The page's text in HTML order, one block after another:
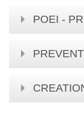
POEI -